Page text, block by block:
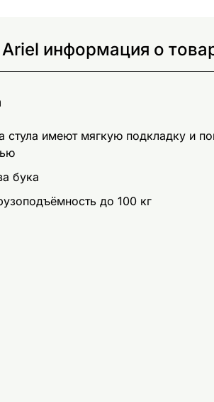
информация о
стула имеют мягкую подкладку и
бука
до 100 кг